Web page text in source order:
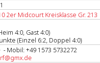
2er Midcourt Kreisklasse Gr. 213
4:0, Gast 4:0)
(Einzel 6:2, Doppel 4:0)
Mobil: +49 1573 5732272